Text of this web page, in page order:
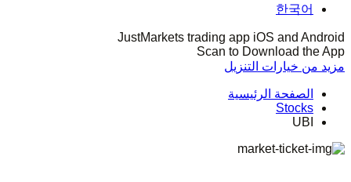
한국어
JustMarkets trading app iOS and Android
Scan to Download the App
مزيد من خيارات التنزيل
الصفحة الرئيسية
Stocks
UBI